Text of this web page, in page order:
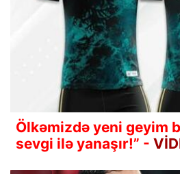
Ölkəmizdə yeni geyim
sevgi ilə yanaşır!” -